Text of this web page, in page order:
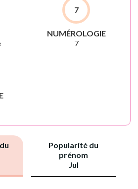
7
NUMÉROLOGIE
7
Popularité du
prénom
Jul